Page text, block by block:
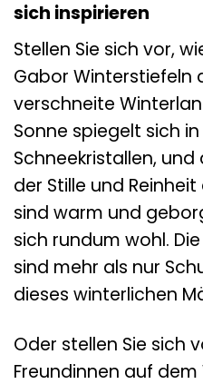
sich inspirieren
Stellen Sie sich vor,
Gabor Winterstiefeln
verschneite
Sonne spiegelt sich
Schneekristallen,
der Stille und
sind warm und
sich rundum wohl.
sind mehr als nur
dieses winterlichen
Oder stellen Sie sich
Freundinnen auf